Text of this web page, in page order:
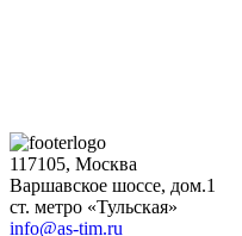
117105, Москва
Варшавское шоссе, дом.1
ст. метро «Тульская»
info@as-tim.ru